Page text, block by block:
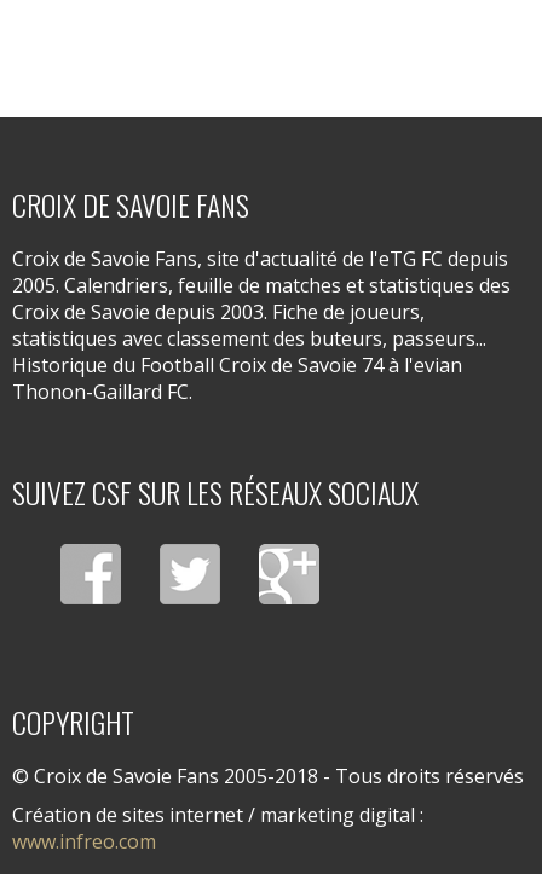
CROIX DE SAVOIE FANS
Croix de Savoie Fans, site d'actualité de l'eTG FC depuis
2005. Calendriers, feuille de matches et statistiques des
Croix de Savoie depuis 2003. Fiche de joueurs,
statistiques avec classement des buteurs, passeurs...
Historique du Football Croix de Savoie 74 à l'evian
Thonon-Gaillard FC.
SUIVEZ CSF SUR LES RÉSEAUX SOCIAUX
COPYRIGHT
© Croix de Savoie Fans 2005-2018 - Tous droits réservés
Création de sites internet / marketing digital :
www.infreo.com